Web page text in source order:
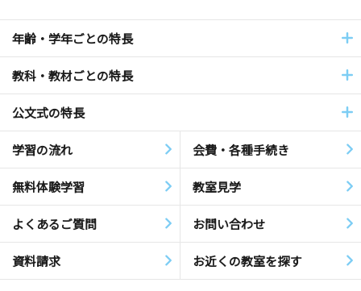
年齢・学年ごとの特長
教科・教材ごとの特長
公文式の特長
学習の流れ 会費・各種手続き
無料体験学習 教室見学
よくあるご質問 お問い合わせ
資料請求 お近くの教室を探す